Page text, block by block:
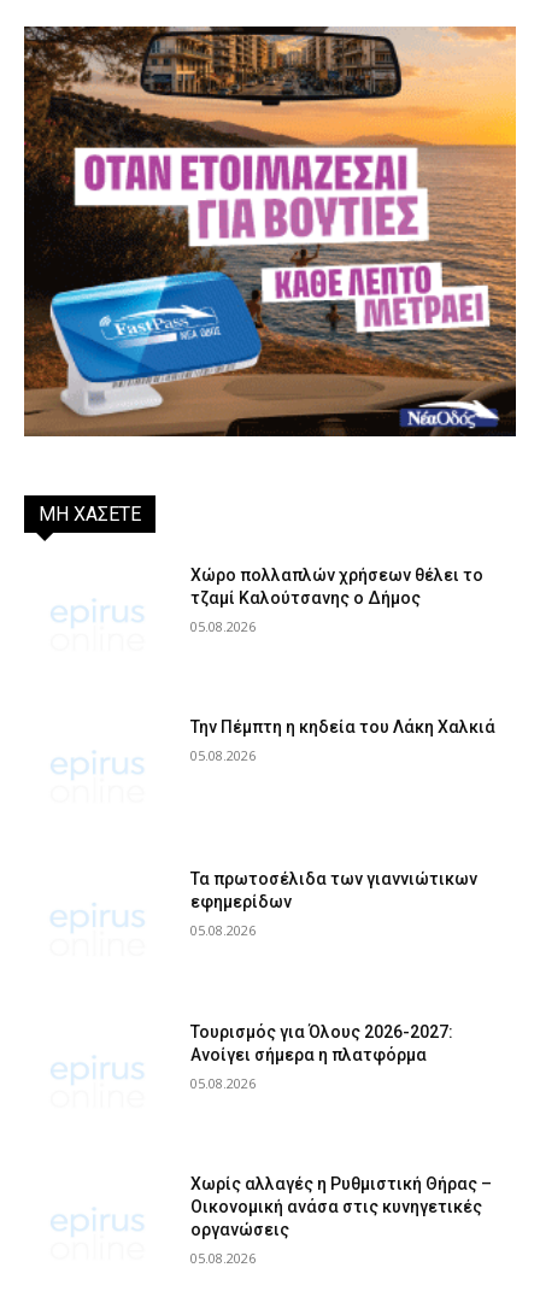
ΜΗ ΧΑΣΕΤΕ
Χώρο πολλαπλών χρήσεων θέλει το
τζαμί Καλούτσανης ο Δήμος
05.08.2026
Την Πέμπτη η κηδεία του Λάκη Χαλκιά
05.08.2026
Τα πρωτοσέλιδα των γιαννιώτικων
εφημερίδων
05.08.2026
Τουρισμός για Όλους 2026-2027:
Ανοίγει σήμερα η πλατφόρμα
05.08.2026
Χωρίς αλλαγές η Ρυθμιστική Θήρας –
Οικονομική ανάσα στις κυνηγετικές
οργανώσεις
05.08.2026